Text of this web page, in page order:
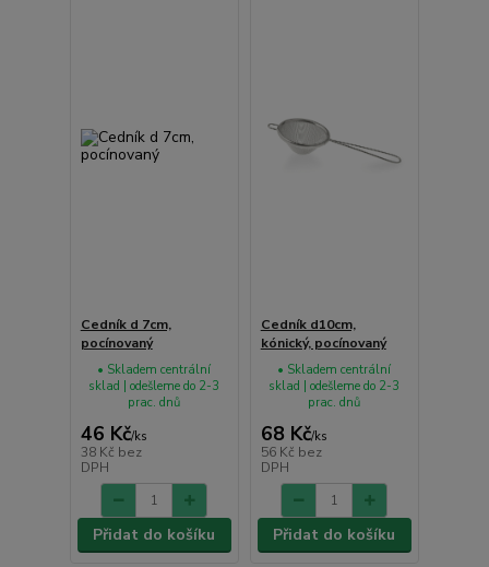
Cedník d 7cm,
pocínovaný
46 Kč/ks
38 Kč bez
DPH
• Skladem centrální
sklad | odešleme do 2-3
prac. dnů
Přidat do košíku
Cedník d10cm,
kónický, pocínovaný
68 Kč/ks
56 Kč bez
DPH
• Skladem centrální
sklad | odešleme do 2-3
prac. dnů
Přidat do košíku